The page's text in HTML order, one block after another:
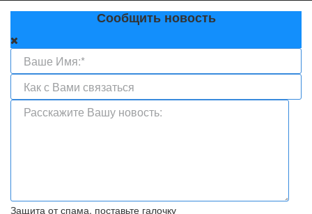
Сообщить новость
Защита от спама, поставьте галочку